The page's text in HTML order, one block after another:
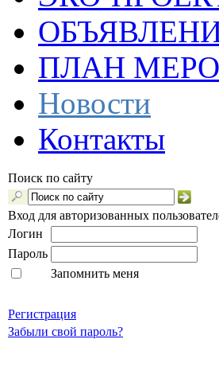
ПЛАН
Новости
Контакты
Поиск по сайту
Вход для авторизованных
Логин
Пароль
Запомнить меня
Регистрация
Забыли свой пароль?